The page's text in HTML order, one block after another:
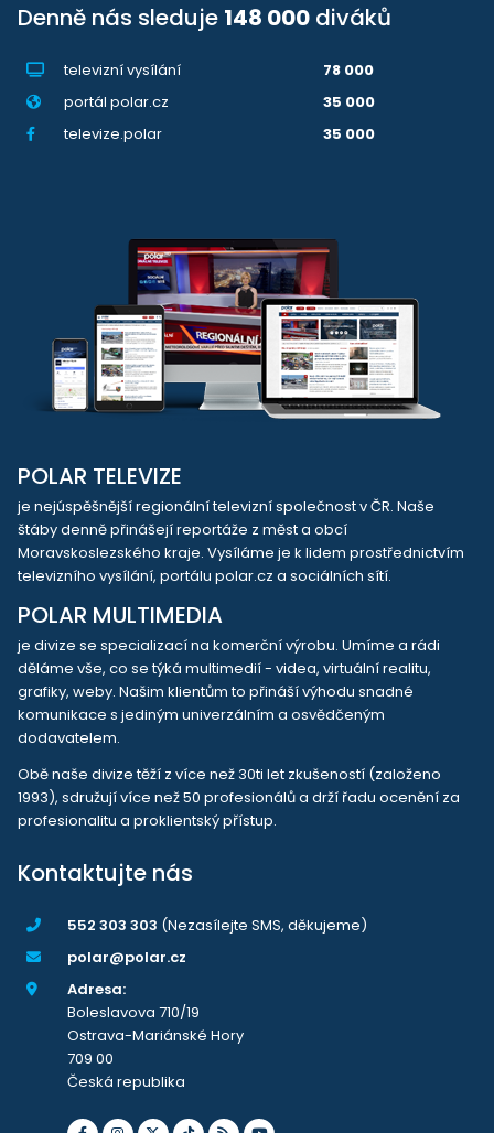
Denně nás sleduje 148 000 diváků
televizní vysílání
78 000
portál polar.cz
35 000
televize.polar
35 000
POLAR TELEVIZE
je nejúspěšnější regionální televizní společnost v ČR. Naše
štáby denně přinášejí reportáže z měst a obcí
Moravskoslezského kraje. Vysíláme je k lidem prostřednictvím
televizního vysílání, portálu polar.cz a sociálních sítí.
POLAR MULTIMEDIA
je divize se specializací na komerční výrobu. Umíme a rádi
děláme vše, co se týká multimedií - videa, virtuální realitu,
grafiky, weby. Našim klientům to přináší výhodu snadné
komunikace s jediným univerzálním a osvědčeným
dodavatelem.
Obě naše divize těží z více než 30ti let zkušeností (založeno
1993), sdružují více než 50 profesionálů a drží řadu ocenění za
profesionalitu a proklientský přístup.
Kontaktujte nás
552 303 303 (Nezasílejte SMS, děkujeme)
polar@polar.cz
Adresa:
Boleslavova 710/19
Ostrava-Mariánské Hory
709 00
Česká republika